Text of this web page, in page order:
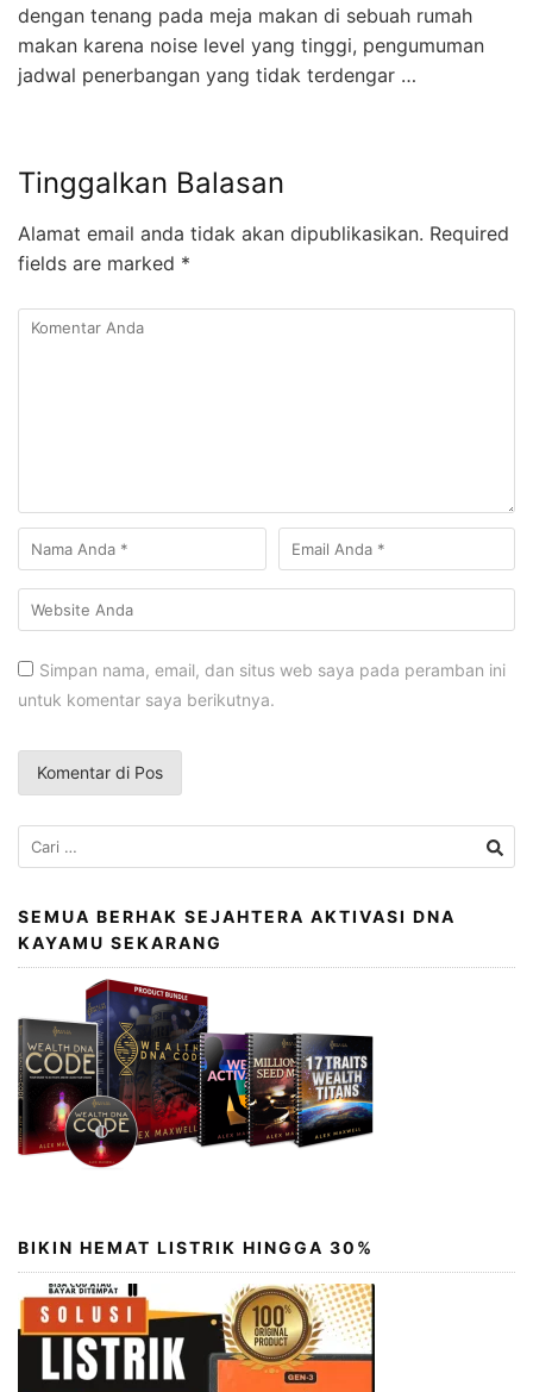
dengan tenang pada meja makan di sebuah rumah
makan karena noise level yang tinggi, pengumuman
jadwal penerbangan yang tidak terdengar …
Tinggalkan Balasan
Alamat email anda tidak akan dipublikasikan. Required
fields are marked *
Simpan nama, email, dan situs web saya pada peramban ini
untuk komentar saya berikutnya.
Cari
untuk:
SEMUA BERHAK SEJAHTERA AKTIVASI DNA
KAYAMU SEKARANG
BIKIN HEMAT LISTRIK HINGGA 30%